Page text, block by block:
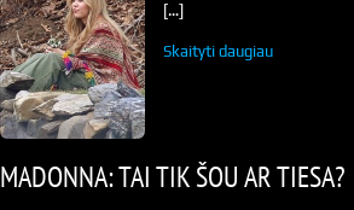
[…]
Skaityti daugiau
MADONNA: TAI TIK ŠOU AR TIESA?